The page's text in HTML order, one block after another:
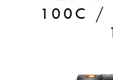
100C /